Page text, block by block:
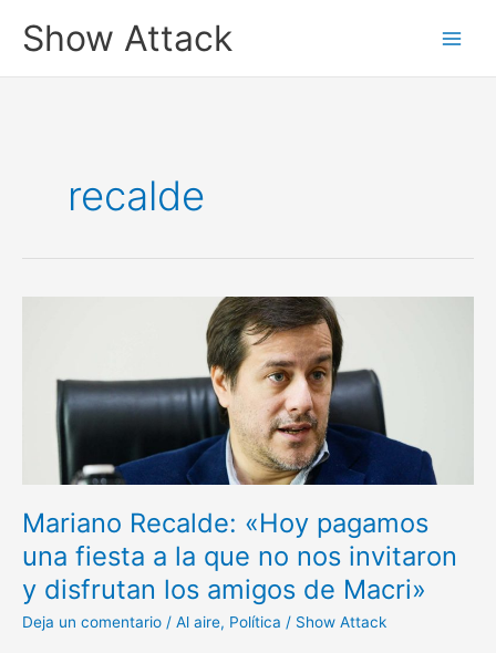
Show Attack
recalde
Mariano Recalde: «Hoy pagamos
una fiesta a la que no nos invitaron
y disfrutan los amigos de Macri»
Deja un comentario / Al aire, Política / Show Attack